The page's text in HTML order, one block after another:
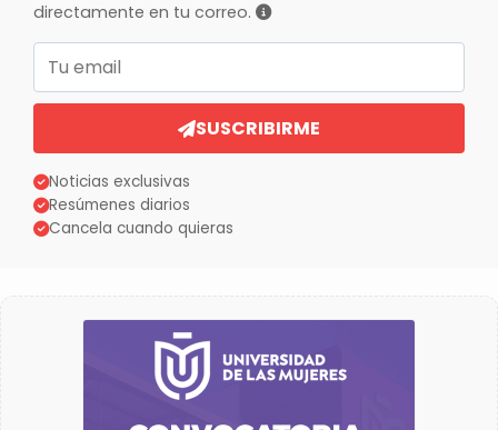
directamente en tu correo.
Correo electrónico
SUSCRIBIRME
Noticias exclusivas
Resúmenes diarios
Cancela cuando quieras